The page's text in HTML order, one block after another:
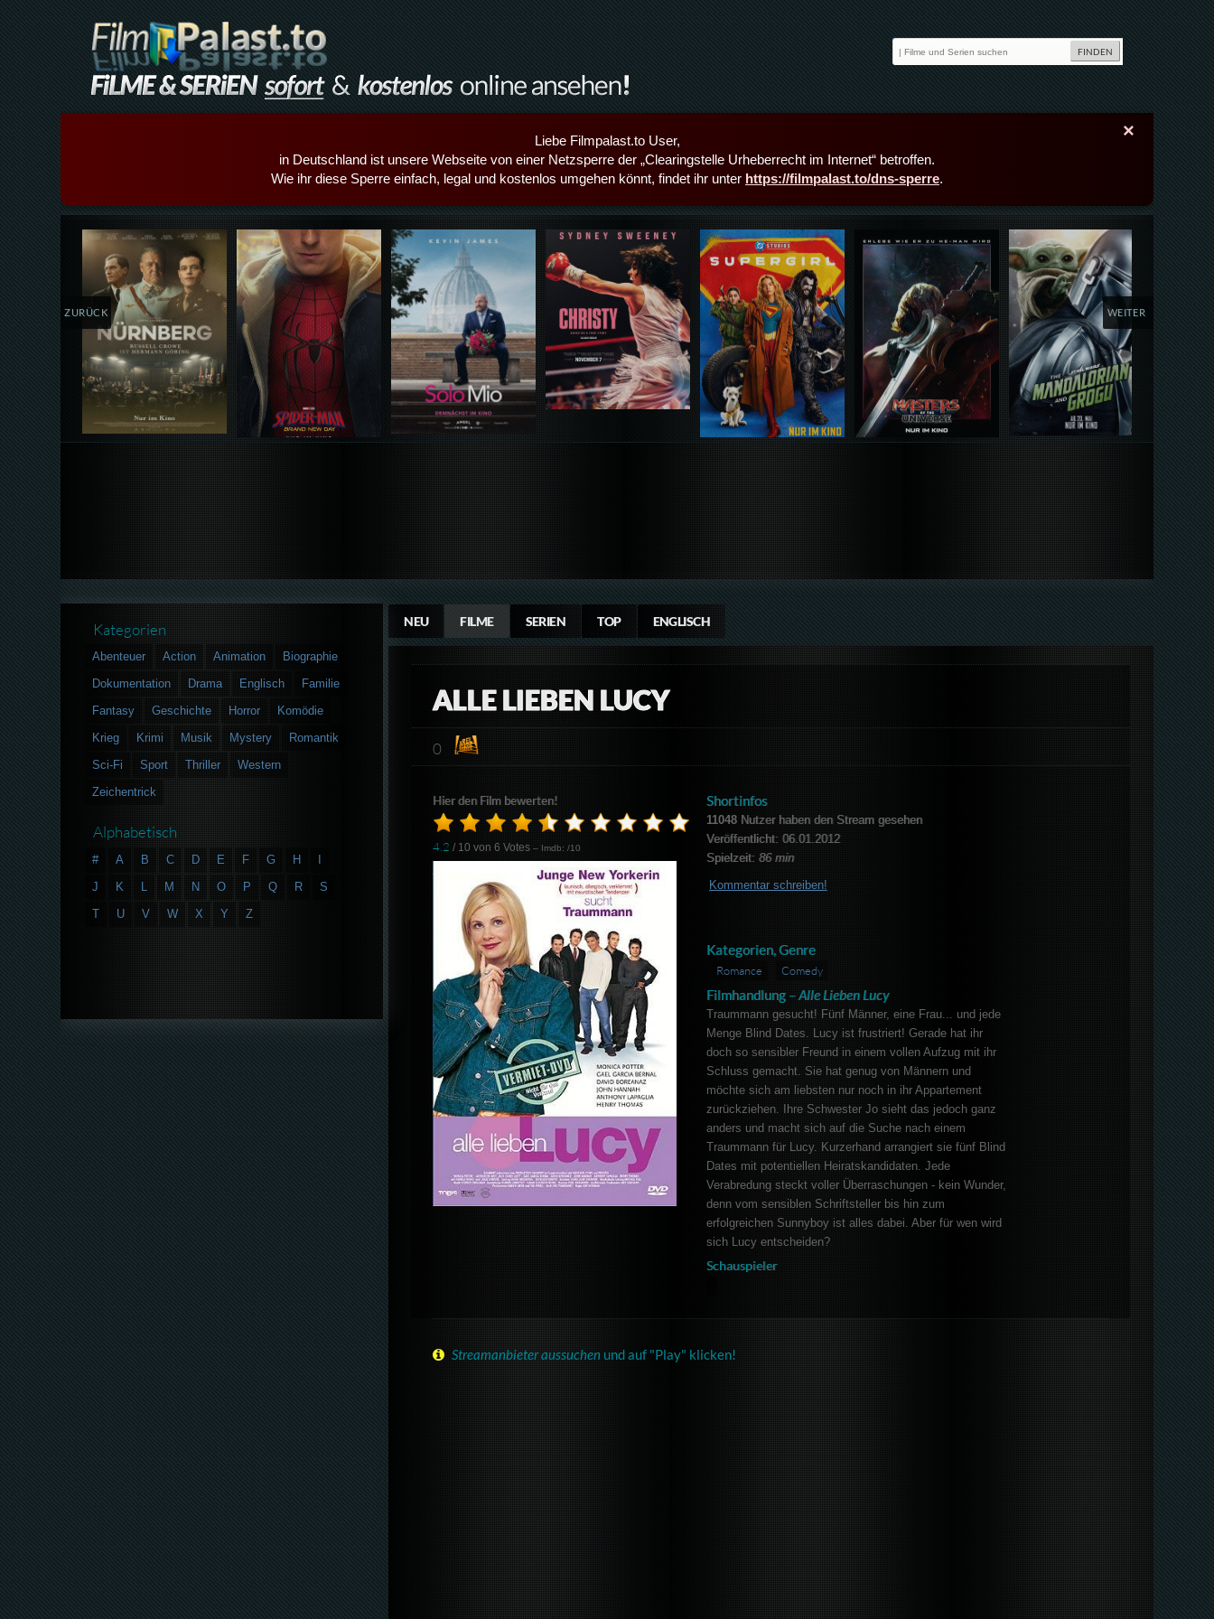
×
Liebe Filmpalast.to User,
in Deutschland ist unsere Webseite von einer Netzsperre der „Clearingstelle Urheberrecht im Internet“ betroffen.
Wie ihr diese Sperre einfach, legal und kostenlos umgehen könnt, findet ihr unter https://filmpalast.to/dns-sperre.
Details,Play Details,Play Details,Play Details,Play Details,Play Details,Play Details,Play
ZURÜCK WEITER
NEU FILME SERIEN TOP ENGLISCH
ALLE LIEBEN LUCY
0
Hier den Film bewerten!
4.2 / 10 von6 Votes – Imdb: /10
Shortinfos
11048Nutzer haben den Stream gesehen
Veröffentlicht: 06.01.2012
Spielzeit: 86 min
Kommentar schreiben!
Kategorien, Genre
Romance Comedy
Filmhandlung –Alle Lieben Lucy
Traummann gesucht! Fünf Männer, eine Frau... und jede
Menge Blind Dates. Lucy ist frustriert! Gerade hat ihr
doch so sensibler Freund in einem vollen Aufzug mit ihr
Schluss gemacht. Sie hat genug von Männern und
möchte sich am liebsten nur noch in ihr Appartement
zurückziehen. Ihre Schwester Jo sieht das jedoch ganz
anders und macht sich auf die Suche nach einem
Traummann für Lucy. Kurzerhand arrangiert sie fünf Blind
Dates mit potentiellen Heiratskandidaten. Jede
Verabredung steckt voller Überraschungen - kein Wunder,
denn vom sensiblen Schriftsteller bis hin zum
erfolgreichen Sunnyboy ist alles dabei. Aber für wen wird
sich Lucy entscheiden?
Schauspieler
Streamanbieter aussuchen und auf "Play" klicken!
Kategorien
Abenteuer Action Animation
Biographie
Dokumentation
Drama Englisch
Familie
Fantasy
Geschichte Horror
Komödie
Krieg
Krimi Musik Mystery
Romantik
Sci-Fi
Sport Thriller
Western
Zeichentrick
Alphabetisch
# A B C D E F G H
J
K L M N O P Q R
S
T
U V W X Y Z